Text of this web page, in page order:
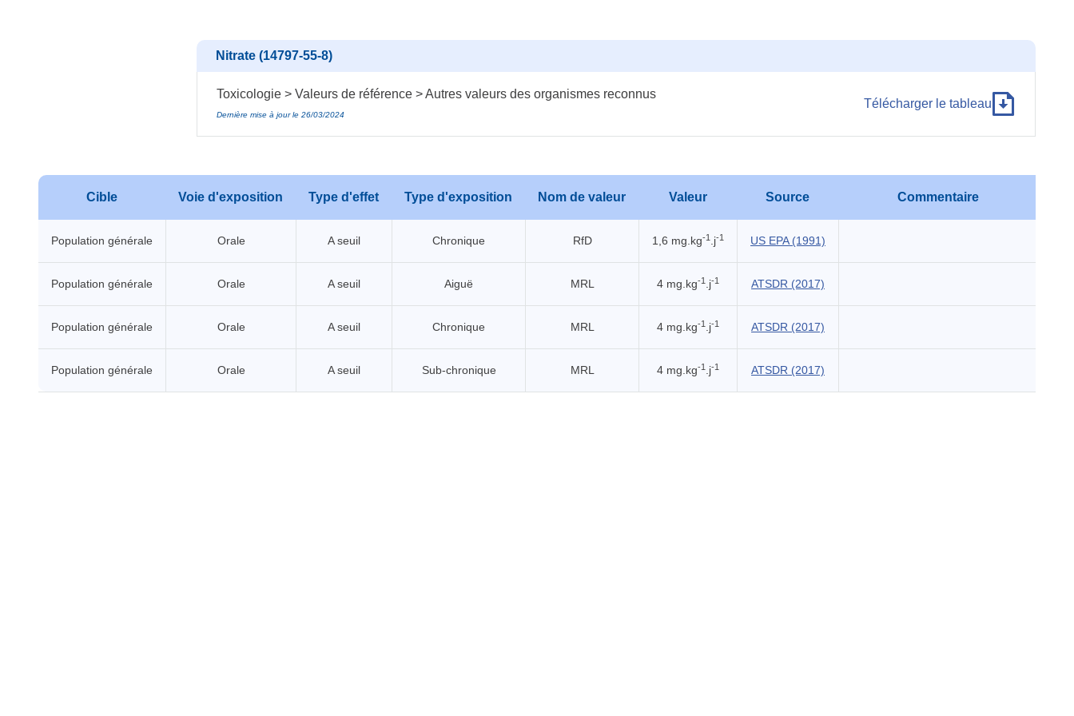
Nitrate (14797-55-8)
Toxicologie > Valeurs de référence > Autres valeurs des organismes reconnus
Dernière mise à jour le 26/03/2024
Télécharger le tableau
Cible Voie d'exposition Type d'effet Type d'exposition Nom de valeur Valeur Source Commentaire
Population générale Orale A seuil Chronique RfD 1,6 mg.kg-1 .j-1 US EPA (1991)
Population générale Orale A seuil Aiguë MRL 4 mg.kg-1 .j-1 ATSDR (2017)
Population générale Orale A seuil Chronique MRL 4 mg.kg-1 .j-1 ATSDR (2017)
Population générale Orale A seuil Sub-chronique MRL 4 mg.kg-1 .j-1 ATSDR (2017)